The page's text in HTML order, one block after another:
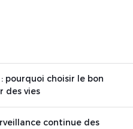
pourquoi choisir le bon
des vies
continue des